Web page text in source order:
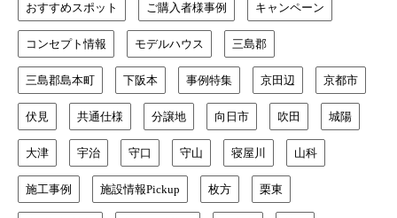
おすすめスポット ご購入者様事例 キャンペーン
コンセプト情報 モデルハウス 三島郡
三島郡島本町 下阪本 事例特集 京田辺 京都市
伏見 共通仕様 分譲地 向日市 吹田 城陽
大津 宇治 守口 守山 寝屋川 山科
施工事例 施設情報Pickup 枚方 栗東